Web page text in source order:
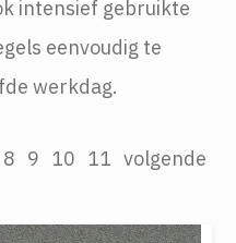
intensief gebruikte
eenvoudig te
werkdag.
8 9 10 11 volgende